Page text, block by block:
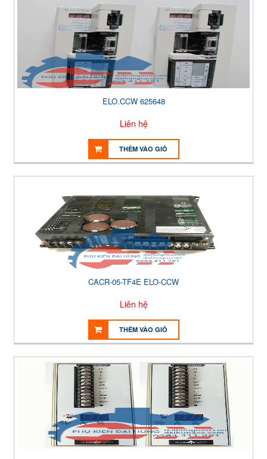
ELO.CCW 625648
Liên hệ
THÊM VÀO GIỎ
CACR-05-TF4E ELO-CCW
Liên hệ
THÊM VÀO GIỎ